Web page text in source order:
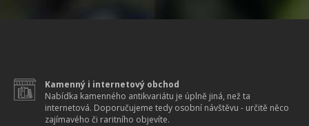
Kamenný i internetový obchod
Nabídka kamenného antikvariátu je úplně jiná, než ta
internetová. Doporučujeme tedy osobní návštěvu - určitě něco
zajímavého či raritního objevíte.